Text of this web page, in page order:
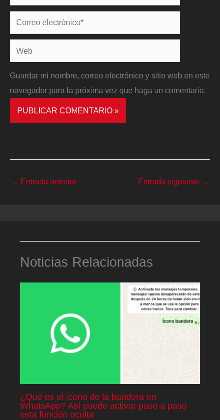
Correo
electrónico*
Web
Guardar mi nombre, correo electrónico y sitio web en este
navegador para la próxima vez que haga un comentario.
← Entrada anterior Entrada siguiente →
Noticias Relacionadas
¿Qué es el ícono de la bandera en
WhatsApp? Así puede activar paso a paso
esta función oculta